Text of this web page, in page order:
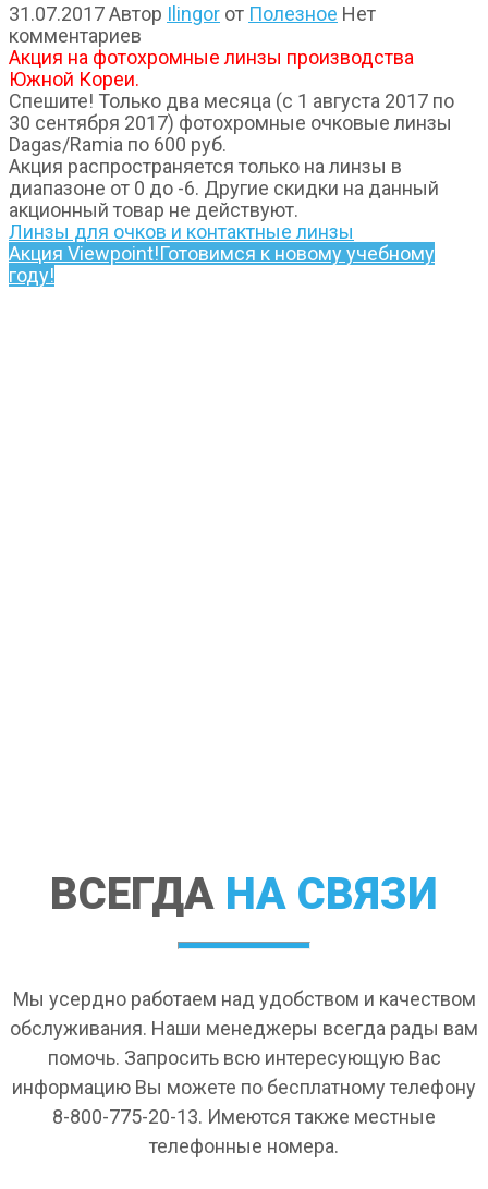
31.07.2017Автор Ilingor от Полезное Нет
комментариев
Акция на фотохромные линзы производства
Южной Кореи.
Спешите! Только два месяца (с 1 августа 2017 по
30 сентября 2017) фотохромные очковые линзы
Dagas/Ramia по 600 руб.
Акция распространяется только на линзы в
диапазоне от 0 до -6. Другие скидки на данный
акционный товар не действуют.
Линзы для очков и контактные линзы
Акция Viewpoint!Готовимся к новому учебному
году!
ВСЕГДА НА СВЯЗИ
Мы усердно работаем над удобством и качеством
обслуживания. Наши менеджеры всегда рады вам
помочь. Запросить всю интересующую Вас
информацию Вы можете по бесплатному телефону
8-800-775-20-13. Имеются также местные
телефонные номера.